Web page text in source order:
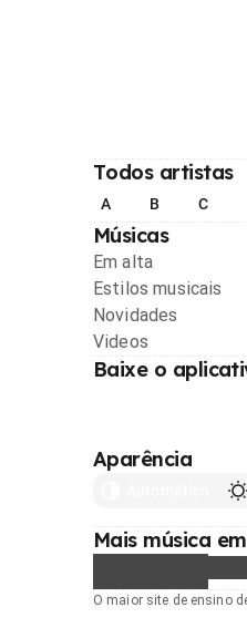
Todos artistas
A B C
Músicas
Em alta
Estilos musicais
Novidades
Videos
Baixe o
Aparência
Mais música em
O maior site de ensino